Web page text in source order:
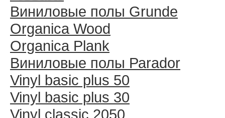
Виниловые полы Grunde
Organica Wood
Organica Plank
Виниловые полы Раrador
Vinyl basic plus 50
Vinyl basic plus 30
Vinyl classic 2050